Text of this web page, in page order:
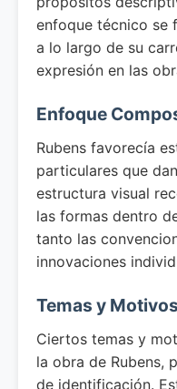
enfoque técnico se
a lo largo de su
expresión en las
Enfoque
Rubens favorecía
particulares que
estructura visual
las formas dentro
tanto las
innovaciones
Temas y Motivos
Ciertos temas y
la obra de Rubens,
de identificación.